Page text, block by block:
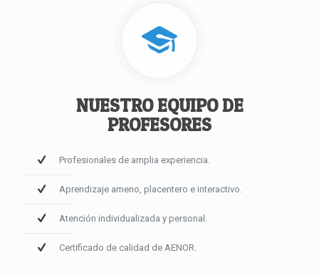
NUESTRO EQUIPO DE
PROFESORES
Profesionales de amplia experiencia.
Aprendizaje ameno, placentero e interactivo.
Atención individualizada y personal.
Certificado de calidad de AENOR.